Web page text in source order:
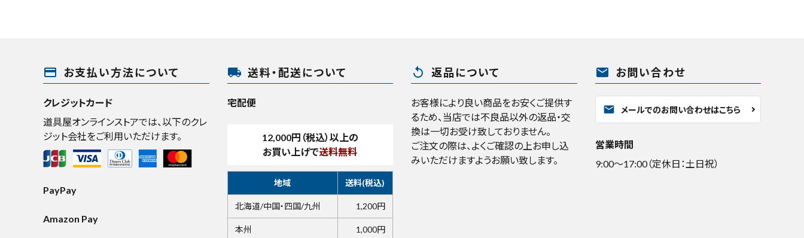
payment お支払い方法について
クレジットカード
道具屋オンラインストアでは、以下のクレ
ジット会社をご利用いただけます。
PayPay
Amazon Pay
local_shipping 送料・配送について
宅配便
12,000円（税込）以上の
お買い上げで送料無料
地域 送料(税込)
北海道/中国・四国/九州 1,200円
本州 1,000円
replay 返品について
お客様により良い商品をお安くご提供す
るため、当店では不良品以外の返品・交
換は一切お受け致しておりません。
ご注文の際は、よくご確認の上お申し込
みいただけますようお願い致します。
mail お問い合わせ
mail メールでのお問い合わせはこちら
営業時間
9:00～17:00（定休日：土日祝）